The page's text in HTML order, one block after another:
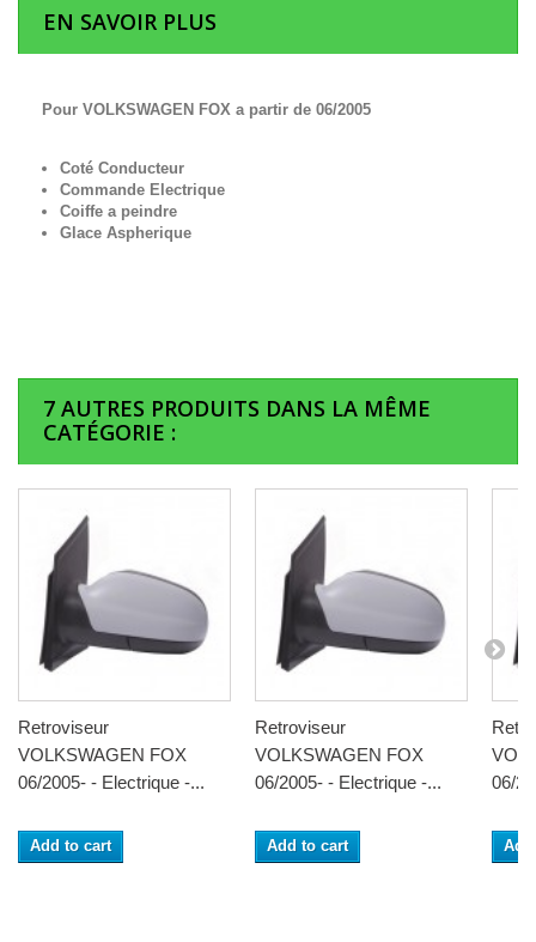
EN SAVOIR PLUS
Pour VOLKSWAGEN FOX a partir de 06/2005
Coté Conducteur
Commande Electrique
Coiffe a peindre
Glace Aspherique
7 AUTRES PRODUITS DANS LA MÊME
CATÉGORIE :
Retroviseur
VOLKSWAGEN FOX
06/2005- - Electrique -...
Add to cart
Retroviseur
VOLKSWAGEN FOX
06/2005- - Electrique -...
Add to cart
06/